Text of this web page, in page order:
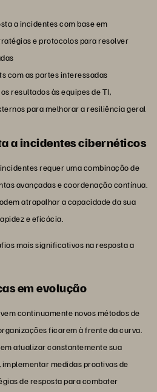
a incidentes com base em
e protocolos para resolver
com as partes interessadas
resultados às equipes de TI,
para melhorar a resiliência geral
a incidentes cibernéticos
requer uma combinação de
avançadas e coordenação contínua.
atrapalhar a capacidade da sua
e eficácia.
mais significativos na resposta a
em evolução
continuamente novos métodos de
ficarem à frente da curva.
atualizar constantemente sua
medidas proativas de
de resposta para combater